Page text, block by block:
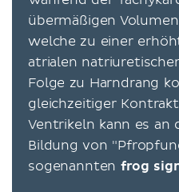
übermäßigen
welche zu einer
atrialen
Folge zu Harndrang
gleichzeitiger
Ventrikeln kann es an
Bildung von
sogenannten frog